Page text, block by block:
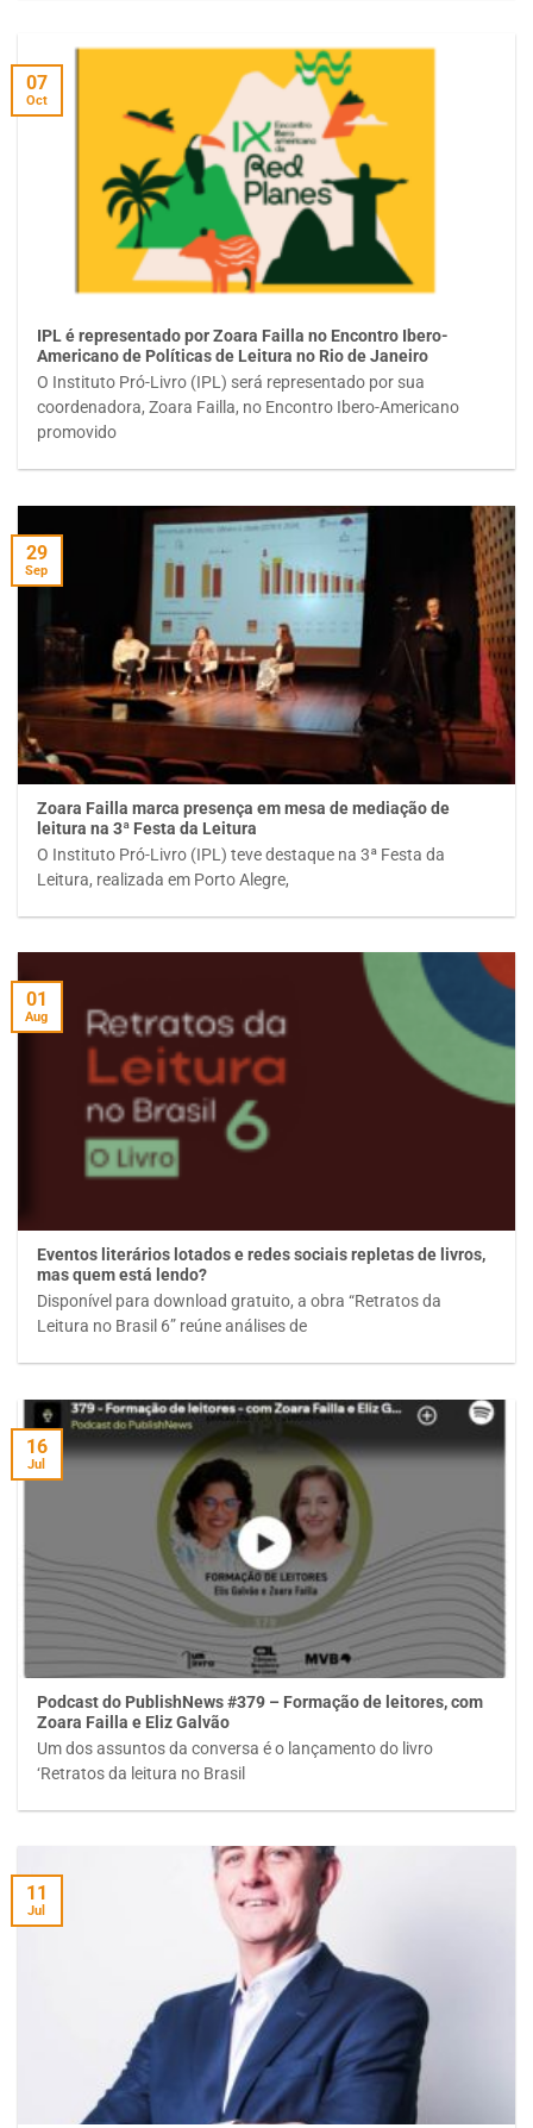
IPL é representado por Zoara Failla no Encontro Ibero-
Americano de Políticas de Leitura no Rio de Janeiro
O Instituto Pró-Livro (IPL) será representado por sua
coordenadora, Zoara Failla, no Encontro Ibero-Americano
promovido
07
Oct
Zoara Failla marca presença em mesa de mediação de
leitura na 3ª Festa da Leitura
O Instituto Pró-Livro (IPL) teve destaque na 3ª Festa da
Leitura, realizada em Porto Alegre,
29
Sep
Eventos literários lotados e redes sociais repletas de livros,
mas quem está lendo?
Disponível para download gratuito, a obra “Retratos da
Leitura no Brasil 6” reúne análises de
01
Aug
Podcast do PublishNews #379 – Formação de leitores, com
Zoara Failla e Eliz Galvão
Um dos assuntos da conversa é o lançamento do livro
‘Retratos da leitura no Brasil
16
Jul
11
Jul